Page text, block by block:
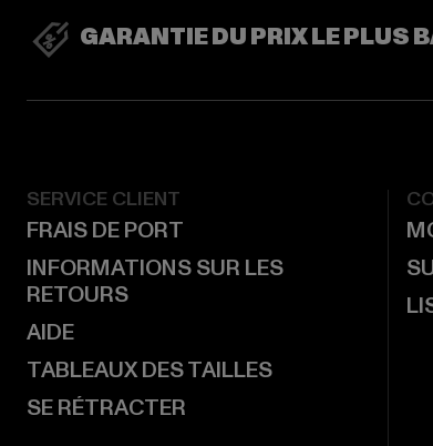
GARANTIE DU PRIX LE PLUS
SERVICE CLIENT
FRAIS DE PORT
INFORMATIONS SUR LES
RETOURS
AIDE
TABLEAUX DES TAILLES
SE RÉTRACTER